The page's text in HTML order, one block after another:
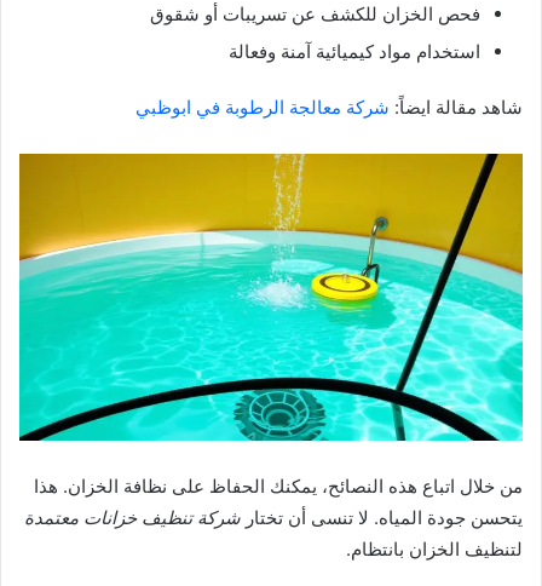
فحص الخزان للكشف عن تسريبات أو شقوق
استخدام مواد كيميائية آمنة وفعالة
شاهد مقالة ايضاً: شركة معالجة الرطوبة في ابوظبي
من خلال اتباع هذه النصائح، يمكنك الحفاظ على نظافة الخزان. هذا
يتحسن جودة المياه. لا تنسى أن تختار شركة تنظيف خزانات معتمدة
لتنظيف الخزان بانتظام.